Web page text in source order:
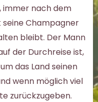
immer nach dem
Champagner
bleibt. Der Mann
der Durchreise ist,
das Land seinen
wenn möglich viel
zurückzugeben.